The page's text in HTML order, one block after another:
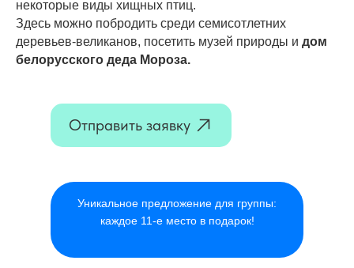
некоторые виды хищных птиц.
Здесь можно побродить среди семисотлетних
деревьев-великанов, посетить музей природы и дом
белорусского деда Мороза.
Отправить заявку
Уникальное предложение для группы:
каждое 11-е место в подарок!